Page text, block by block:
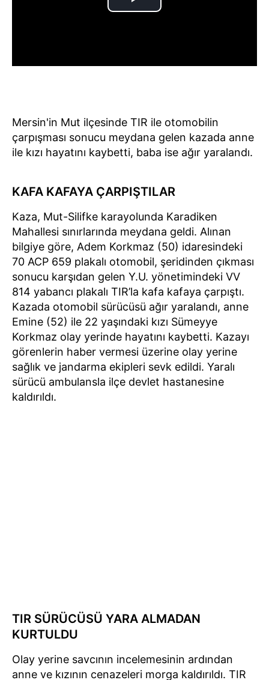
Mersin'in Mut ilçesinde TIR ile otomobilin
çarpışması sonucu meydana gelen kazada anne
ile kızı hayatını kaybetti, baba ise ağır yaralandı.
KAFA KAFAYA ÇARPIŞTILAR
Kaza, Mut-Silifke karayolunda Karadiken
Mahallesi sınırlarında meydana geldi. Alınan
bilgiye göre, Adem Korkmaz (50) idaresindeki
70 ACP 659 plakalı otomobil, şeridinden çıkması
sonucu karşıdan gelen Y.U. yönetimindeki VV
814 yabancı plakalı TIR’la kafa kafaya çarpıştı.
Kazada otomobil sürücüsü ağır yaralandı, anne
Emine (52) ile 22 yaşındaki kızı Sümeyye
Korkmaz olay yerinde hayatını kaybetti. Kazayı
görenlerin haber vermesi üzerine olay yerine
sağlık ve jandarma ekipleri sevk edildi. Yaralı
sürücü ambulansla ilçe devlet hastanesine
kaldırıldı.
TIR SÜRÜCÜSÜ YARA ALMADAN
KURTULDU
Olay yerine savcının incelemesinin ardından
anne ve kızının cenazeleri morga kaldırıldı. TIR